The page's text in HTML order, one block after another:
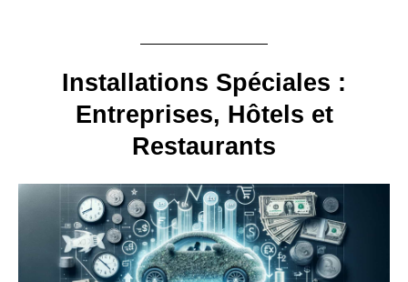
Installations Spéciales :
Entreprises, Hôtels et
Restaurants